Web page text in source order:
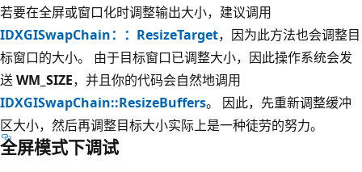
若要在全屏或窗口化时调整输出大小，建议调用
IDXGISwapChain：：ResizeTarget，因为此方法也会调整目
标窗口的大小。 由于目标窗口已调整大小，因此操作系统会发
送WM_SIZE，并且你的代码会自然地调用
IDXGISwapChain::ResizeBuffers。 因此，先重新调整缓冲
区大小，然后再调整目标大小实际上是一种徒劳的努力。
全屏模式下调试